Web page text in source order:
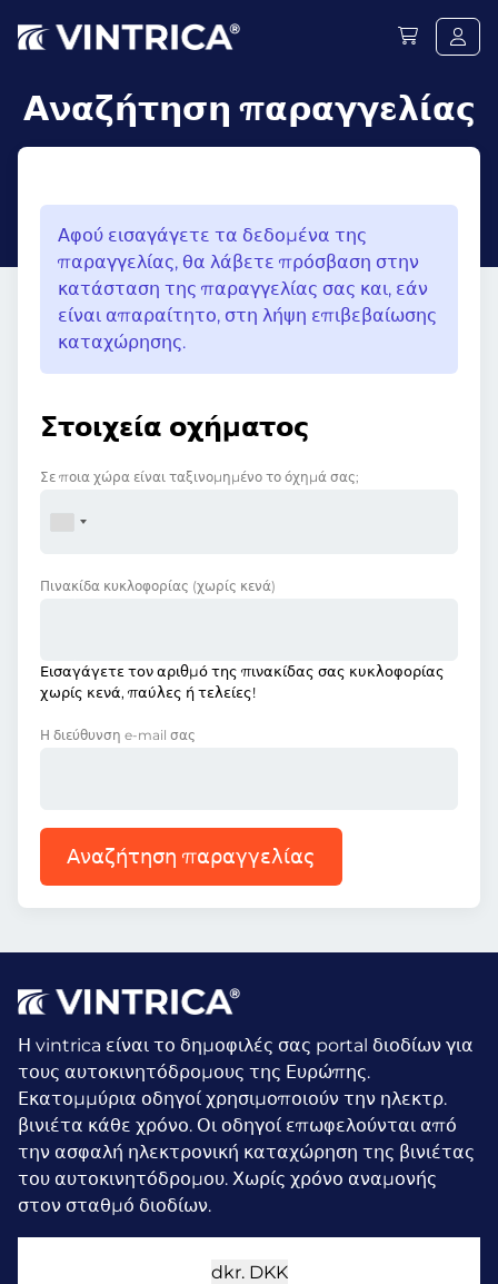
Αναζήτηση παραγγελίας
Αφού εισαγάγετε τα δεδομένα της
παραγγελίας, θα λάβετε πρόσβαση στην
κατάσταση της παραγγελίας σας και, εάν
είναι απαραίτητο, στη λήψη επιβεβαίωσης
καταχώρησης.
Στοιχεία οχήματος
Σε ποια χώρα είναι ταξινομημένο το όχημά σας;
Πινακίδα κυκλοφορίας (χωρίς κενά)
Εισαγάγετε τον αριθμό της πινακίδας σας κυκλοφορίας
χωρίς κενά, παύλες ή τελείες!
Η διεύθυνση e-mail σας
Αναζήτηση παραγγελίας
Η vintrica είναι το δημοφιλές σας portal διοδίων για
τους αυτοκινητόδρομους της Ευρώπης.
Εκατομμύρια οδηγοί χρησιμοποιούν την ηλεκτρ.
βινιέτα κάθε χρόνο. Οι οδηγοί επωφελούνται από
την ασφαλή ηλεκτρονική καταχώρηση της βινιέτας
του αυτοκινητόδρομου. Χωρίς χρόνο αναμονής
στον σταθμό διοδίων.
dkr. DKK